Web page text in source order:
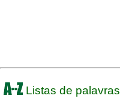
Listas de palavras